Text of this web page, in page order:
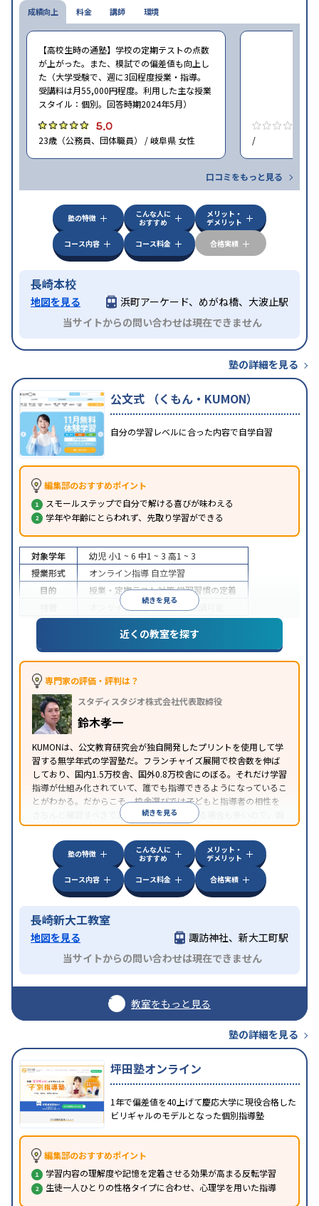
成績向上
【高校生時の通塾】学校の定期テストの点数
が上がった。また、模試での偏差値も向上し
た（大学受験で、週に3回程度授業・指導。
受講料は月55,000円程度。利用した主な授業
スタイル：個別。回答時期2024年5月）
5.0
23歳（公務員、団体職員） / 岐阜県 女性 /
口コミをもっと見る
料金 講師 環境
塾の特徴
こんな人に
おすすめ
メリット・
デメリット
コース内容
コース料金 合格実績
長崎本校
地図を見る
浜町アーケード、めがね橋、大波止駅
当サイトからの問い合わせは現在できません
塾の詳細を見る
公文式 （くもん・KUMON）
自分の学習レベルに合った内容で自学自習
編集部のおすすめポイント
スモールステップで自分で解ける喜びが味わえる
学年や年齢にとらわれず、先取り学習ができる
続きを見る
対象学年 幼児 小1 ~ 6 中1 ~ 3 高1 ~ 3
授業形式
オンライン指導 自立学習
目的
授業・定期テスト対策学習習慣の定着
オンライン対応1科目から受講可能
近くの教室を探す
専門家の評価・評判は？
スタディスタジオ株式会社代表取締役
鈴木孝一
KUMONは、公文教育研究会が独自開発したプリントを使用して学
習する無学年式の学習塾だ。フランチャイズ展開で校舎数を伸ば
しており、国内1.5万校舎、国外0.8万校舎にのぼる。それだけ学習
指導が仕組み化されていて、誰でも指導できるようになっているこ
とがわかる。だからこそ、校舎選びでは子どもと指導者の相性を
きちんと確認すべきである。近所に2校舎ある場合も多いので、両
方見学してみることをオススメする。
続きを見る
塾の特徴
こんな人に
おすすめ
メリット・
デメリット
コース内容
コース料金 合格実績
長崎新大工教室
地図を見る
諏訪神社、新大工町駅
当サイトからの問い合わせは現在できません
教室をもっと見る
塾の詳細を見る
坪田塾オンライン
1年で偏差値を40上げて慶応大学に現役合格した
ビリギャルのモデルとなった個別指導塾
編集部のおすすめポイント
学習内容の理解度や記憶を定着させる効果が高まる反転学習
生徒一人ひとりの性格タイプに合わせ、心理学を用いた指導